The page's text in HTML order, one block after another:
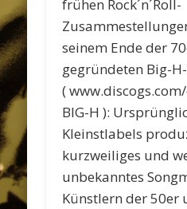
frühen Rock´n´Roll-
seinem Ende der
gegründeten Big-
(
BIG-H ):
Kleinstlabels
kurzweiliges und
unbekanntes
Künstlern der 50er